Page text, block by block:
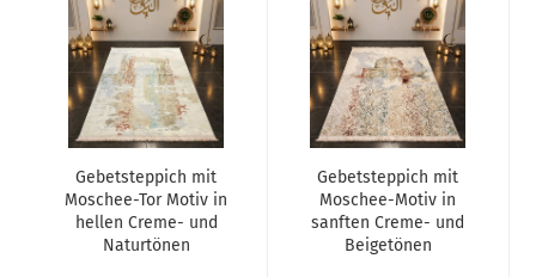
Gebetsteppich mit
Moschee-Tor Motiv in
hellen Creme- und
Naturtönen
Gebetsteppich mit
Moschee-Motiv in
sanften Creme- und
Beigetönen